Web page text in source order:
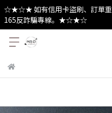
☆★☆★ 如有信用卡盜刷、訂單重
165反詐騙專線。★☆★☆